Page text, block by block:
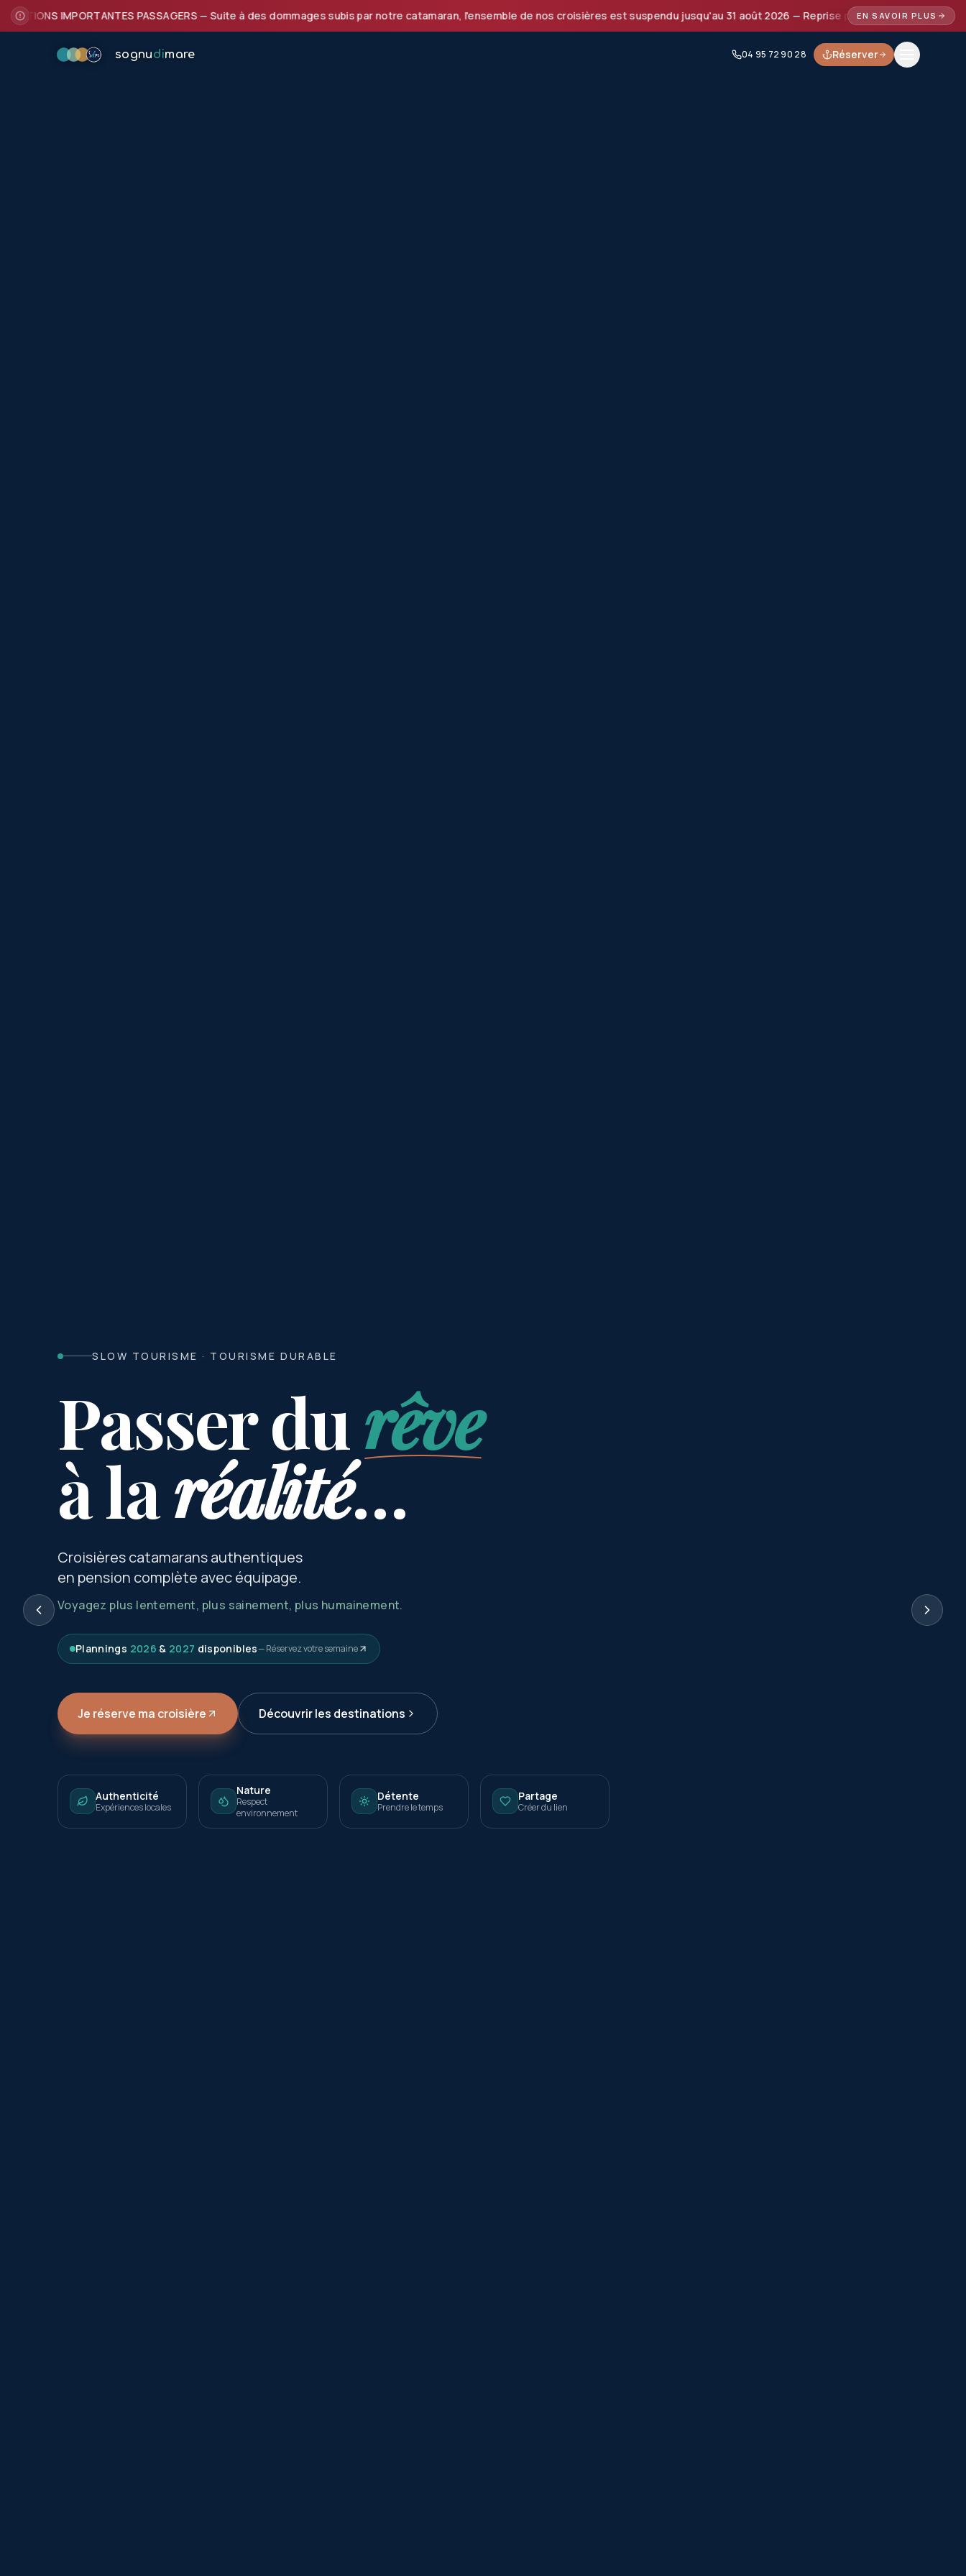
IMPORTANTES PASSAGERS — Suite à des dommages subis par notre catamaran, l'ensemble de nos croisières est suspendu jusqu'au 31 août 2026 — Reprise prévue à partir de
EN SAVOIR PLUS
sognudimare 04 95 72 90 28 Réserver
SLOW TOURISME · TOURISME DURABLE
Passer durêve
à laréalité…
Croisières catamarans authentiques
en pension complète avec équipage.
Voyagez plus lentement, plus sainement, plus humainement.
Plannings 2026 & 2027 disponibles— Réservez votre semaine
Je réserve ma croisière Découvrir les destinations
Authenticité
Expériences locales
Nature
Respect
environnement
Détente
Prendre le temps
Partage
Créer du lien